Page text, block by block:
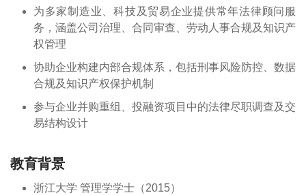
为多家制造业、科技及贸易企业提供常年法律顾问服
务，涵盖公司治理、合同审查、劳动人事合规及知识产
权管理
协助企业构建内部合规体系，包括刑事风险防控、数据
合规及知识产权保护机制
参与企业并购重组、投融资项目中的法律尽职调查及交
易结构设计
教育背景
浙江大学 管理学学士（2015）